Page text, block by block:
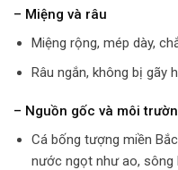
– Miệng và râu
Miệng rộng, mép dày,
Râu ngắn, không bị gãy
– Nguồn gốc và môi
Cá bống tượng miền
nước ngọt như ao, sông